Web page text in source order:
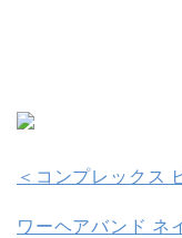
＜コンプレックス
ワーヘアバンド ネ